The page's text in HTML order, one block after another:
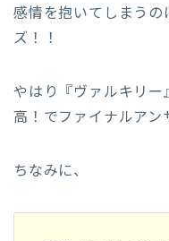
感情を抱いてしまう
ズ！！
やはり『ヴァルキリ
高！でファイナルアン
ちなみに、